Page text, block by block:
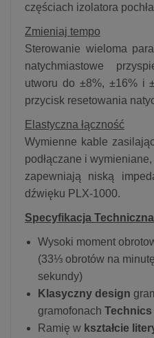
częściach izolatora
Zmieniaj tempo
Sterowanie wieloma
natychmiastowe
utworu do ±8%, ±16% i
przycisk resetowania
Elastyczna łączność
Wymienne kable
podłączane i
zapewniają niską
dźwięku PLX-1000.
Specyfikacja Techniczna
Wysoki moment
(33⅓ obrotów na
sekundy)
Klasyczny design
gramofonach Technics
Ramię w kształcie